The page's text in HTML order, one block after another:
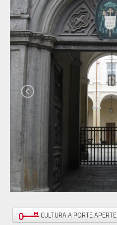
EVENTS
HOST
VOLUNTEERS
CONTACTS
PRESS
CULTURA A PORTE APERTE